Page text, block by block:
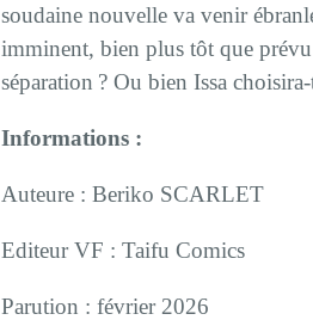
soudaine nouvelle va venir
imminent, bien plus tôt que
séparation ? Ou bien Issa
Informations :
Auteure : Beriko SCARLET
Editeur VF : Taifu Comics
Parution : février 2026